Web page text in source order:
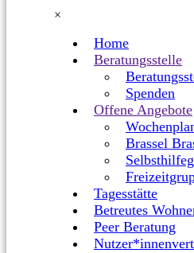
×
Home
Beratungsstelle
Spenden
Offene Angebote
Brassel
Tagesstätte
Betreutes
Peer Beratung